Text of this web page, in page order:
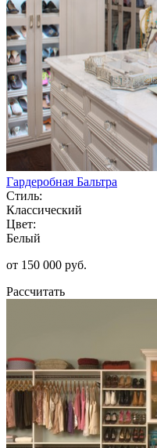
Гардеробная Бальтра
Стиль:
Классический
Цвет:
Белый
от 150 000 руб.
Рассчитать